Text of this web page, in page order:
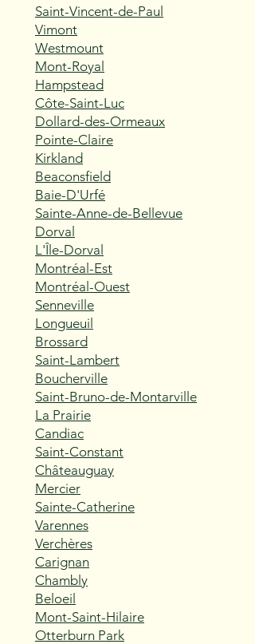
Saint-Vincent-de-Paul
Vimont
Westmount
Mont-Royal
Hampstead
Côte-Saint-Luc
Dollard-des-Ormeaux
Pointe-Claire
Kirkland
Beaconsfield
Baie-D'Urfé
Sainte-Anne-de-Bellevue
Dorval
L'Île-Dorval
Montréal-Est
Montréal-Ouest
Senneville
Longueuil
Brossard
Saint-Lambert
Boucherville
Saint-Bruno-de-Montarville
La Prairie
Candiac
Saint-Constant
Châteauguay
Mercier
Sainte-Catherine
Varennes
Verchères
Carignan
Chambly
Beloeil
Mont-Saint-Hilaire
Otterburn Park